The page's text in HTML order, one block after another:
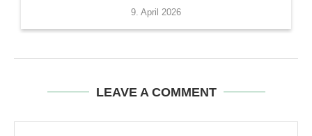
9. April 2026
LEAVE A COMMENT